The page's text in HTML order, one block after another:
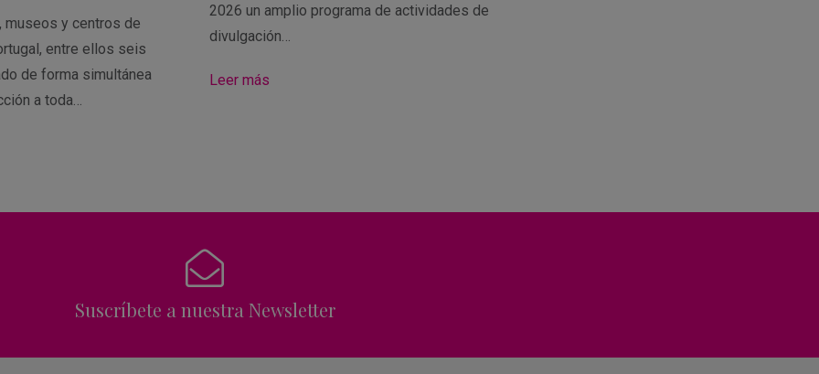
y centros de
entre ellos seis
de forma simultánea
a toda…
2026 un amplio programa de actividades de
divulgación…
Leer más
Suscríbete a nuestra Newsletter